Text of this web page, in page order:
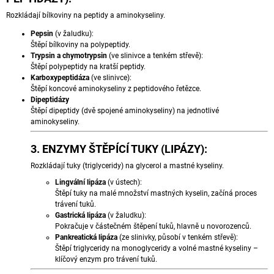
Rozkládají bílkoviny na peptidy a aminokyseliny.
Pepsin (v žaludku):
Štěpí bílkoviny na polypeptidy.
Trypsin a chymotrypsin (ve slinivce a tenkém střevě):
Štěpí polypeptidy na kratší peptidy.
Karboxypeptidáza (ve slinivce):
Štěpí koncové aminokyseliny z peptidového řetězce.
Dipeptidázy
Štěpí dipeptidy (dvě spojené aminokyseliny) na jednotlivé
aminokyseliny.
3. ENZYMY ŠTĚPÍCÍ TUKY (LIPÁZY):
Rozkládají tuky (triglyceridy) na glycerol a mastné kyseliny.
Lingvální lipáza (v ústech):
Štěpí tuky na malé množství mastných kyselin, začíná proces
trávení tuků.
Gastrická lipáza (v žaludku):
Pokračuje v částečném štěpení tuků, hlavně u novorozenců.
Pankreatická lipáza (ze slinivky, působí v tenkém střevě):
Štěpí triglyceridy na monoglyceridy a volné mastné kyseliny –
klíčový enzym pro trávení tuků.
J
MAGNESIUM
100
DENNÍCH
DÁVEK